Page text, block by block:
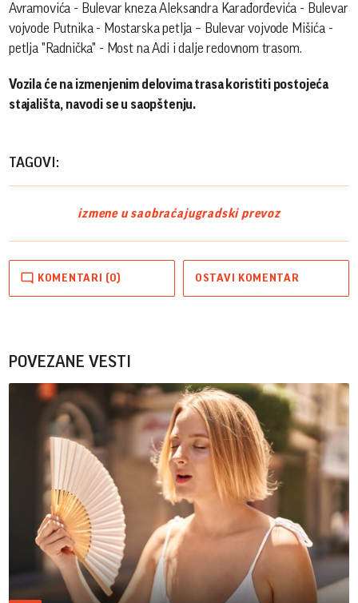
Avramovića - Bulevar kneza Aleksandra Karađorđevića - Bulevar
vojvode Putnika - Mostarska petlja – Bulevar vojvode Mišića -
petlja "Radnička" - Most na Adi i dalje redovnom trasom.
Vozila će na izmenjenim delovima trasa koristiti postojeća
stajališta, navodi se u saopštenju.
TAGOVI:
izmene u saobraćajugradski prevoz
KOMENTARI (0) OSTAVI KOMENTAR
POVEZANE VESTI